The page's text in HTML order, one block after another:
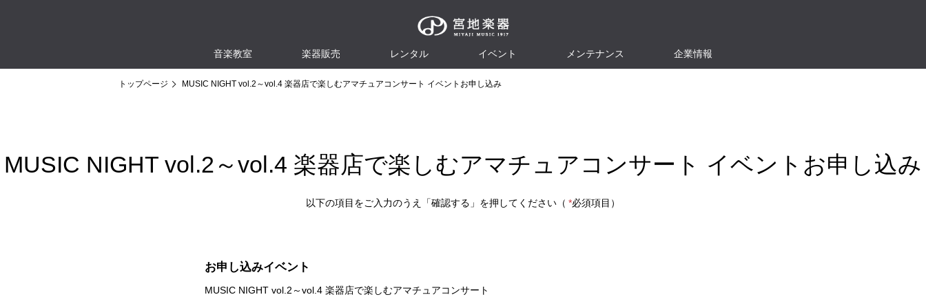
音楽教室 楽器販売 レンタル イベント メンテナンス 企業情報
トップページ MUSIC NIGHT vol.2～vol.4 楽器店で楽しむアマチュアコンサート イベントお申し込み
MUSIC NIGHT vol.2～vol.4 楽器店で楽しむアマチュアコンサート イベントお申し込み
以下の項目をご入力のうえ「確認する」を押してください（ *必須項目）
お申し込みイベント
MUSIC NIGHT vol.2～vol.4 楽器店で楽しむアマチュアコンサート